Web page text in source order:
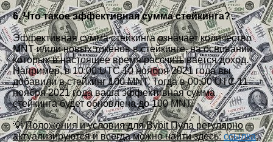
6. Что такое эффективная сумма стейкинга?
Эффективная сумма стейкинга означает количество
MNT и/или новых токенов в стейкинге, на основании
которых в настоящее время рассчитывается доход.
Например, в 10:00 UTC 10 ноября 2021 года вы
добавили в стейкинг 100 MNT. Тогда в 00:00 UTC 11
ноября 2021 года ваша эффективная сумма
стейкинга будет обновлена до 100 MNT.
💡Положения и условия для Bybit Пула регулярно
актуализируются и всегда можно найти здесь:ссылка.